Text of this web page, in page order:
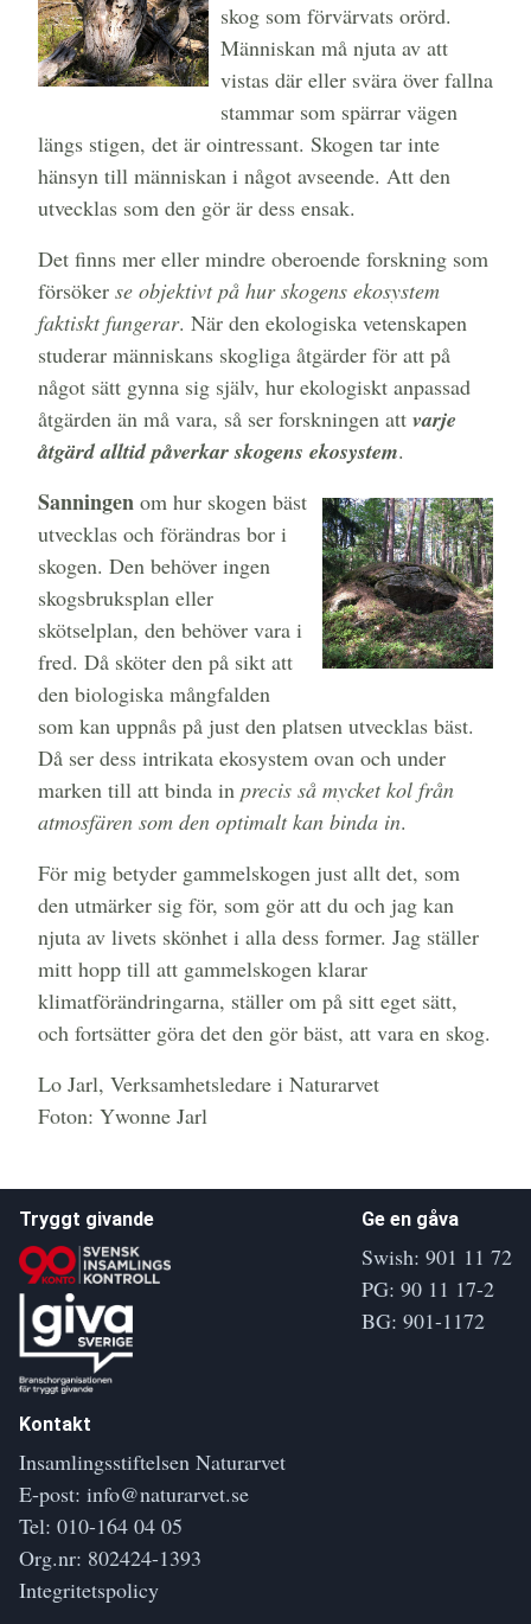
skog som förvärvats orörd.
Människan må njuta av att
vistas där eller svära över fallna
stammar som spärrar vägen
längs stigen, det är ointressant. Skogen tar inte
hänsyn till människan i något avseende. Att den
utvecklas som den gör är dess ensak.
Det finns mer eller mindre oberoende forskning som
försöker se objektivt på hur skogens ekosystem
faktiskt fungerar. När den ekologiska vetenskapen
studerar människans skogliga åtgärder för att på
något sätt gynna sig själv, hur ekologiskt anpassad
åtgärden än må vara, så ser forskningen att varje
åtgärd alltid påverkar skogens ekosystem.
Sanningen om hur skogen bäst
utvecklas och förändras bor i
skogen. Den behöver ingen
skogsbruksplan eller
skötselplan, den behöver vara i
fred. Då sköter den på sikt att
den biologiska mångfalden
som kan uppnås på just den platsen utvecklas bäst.
Då ser dess intrikata ekosystem ovan och under
marken till att binda in precis så mycket kol från
atmosfären som den optimalt kan binda in.
För mig betyder gammelskogen just allt det, som
den utmärker sig för, som gör att du och jag kan
njuta av livets skönhet i alla dess former. Jag ställer
mitt hopp till att gammelskogen klarar
klimatförändringarna, ställer om på sitt eget sätt,
och fortsätter göra det den gör bäst, att vara en skog.
Lo Jarl, Verksamhetsledare i Naturarvet
Foton: Ywonne Jarl
Tryggt givande Ge en gåva
Swish: 901 11 72
PG: 90 11 17-2
BG: 901-1172
Kontakt
Insamlingsstiftelsen Naturarvet
E-post: info@naturarvet.se
Tel: 010-164 04 05
Org.nr: 802424-1393
Integritetspolicy